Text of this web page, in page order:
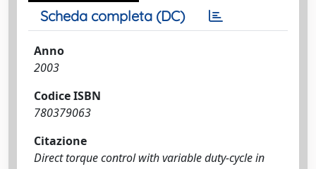
Scheda completa (DC)
Anno
2003
Codice ISBN
780379063
Citazione
Direct torque control with variable duty-cycle in